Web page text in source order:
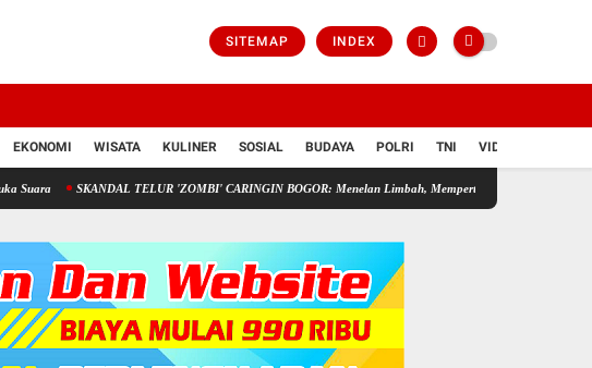
SITEMAP INDEX
EKONOMI WISATA KULINER SOSIAL BUDAYA POLRI TNI VIDIO
SKANDAL TELUR 'ZOMBI' CARINGIN BOGOR: Menelan Limbah, Mempertaruhkan Nyawa Rakyat